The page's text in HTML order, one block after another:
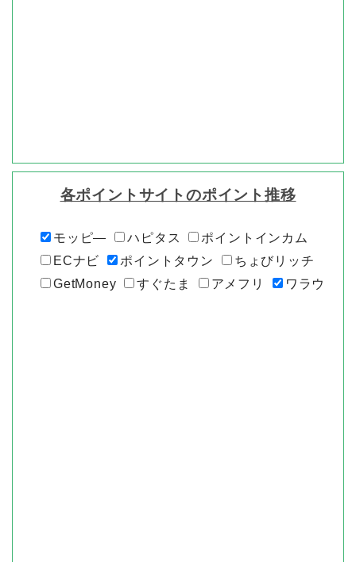
各ポイントサイトのポイント推移
モッピ― ハピタス
ポイントインカム
ECナビ
ポイントタウン
ちょびリッチ
GetMoney
すぐたま アメフリ ワラウ